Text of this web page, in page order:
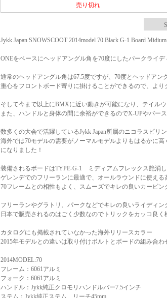
売り切れ
Jykk Japan SNOWSCOOT 2014model 70 Black G-1 Board Midium
ONEをベースにヘッドアングル角を70度にしたパークライデ
通常のヘッドアングル角は67.5度ですが、70度とヘッドアン
重心をフロントボード寄りに掛けることができるので、よ
そして今まで以上にBMXに近い動きが可能になり、テイル
また、ハンドルと身体の間に余裕ができるのでX-UPやバー
数多くの大会で活躍しているJykk Japan所属のニコラスピリ
海外では70モデルの需要がノーマルモデルよりもはるかに
になりました！
装備されるボードはTYPE-G-1 ミディアムフレックス艶消
ゲレンデでのフリーランに最適で、オールラウンドに使える
70フレームとの相性もよく、スムーズでキレの良いカービン
フリーランやグラトリ、パークなどでキレの良いライディン
日本で販売されるのはごく少数なのでトリックをカッコ良く
カタログにも掲載されていなかった海外リリースカラー
2015年モデルとの違いは取り付けボルトとボードの組み合
2014MODEL:70
フレーム：6061アルミ
フォーク：6061アルミ
ハンドル：Jykk純正クロモリハンドルバー7.5インチ
ステム：Jykk純正ステム リーチ45mm